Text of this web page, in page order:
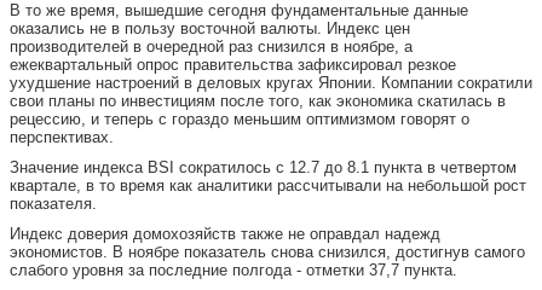
В то же время, вышедшие сегодня фундаментальные данные
оказались не в пользу восточной валюты. Индекс цен
производителей в очередной раз снизился в ноябре, а
ежеквартальный опрос правительства зафиксировал резкое
ухудшение настроений в деловых кругах Японии. Компании сократили
свои планы по инвестициям после того, как экономика скатилась в
рецессию, и теперь с гораздо меньшим оптимизмом говорят о
перспективах.
Значение индекса BSI сократилось с 12.7 до 8.1 пункта в четвертом
квартале, в то время как аналитики рассчитывали на небольшой рост
показателя.
Индекс доверия домохозяйств также не оправдал надежд
экономистов. В ноябре показатель снова снизился, достигнув самого
слабого уровня за последние полгода - отметки 37,7 пункта.